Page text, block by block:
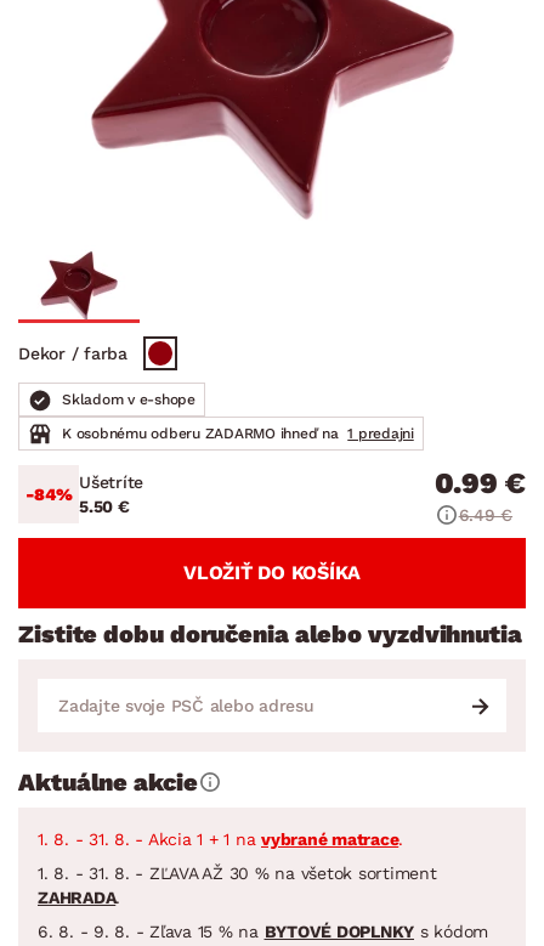
Dekor / farba
Skladom v e-shope
K osobnému odberu ZADARMO ihneď na 1 predajni
-84%
Ušetríte
5.50 €
0.99 €
6.49 €
VLOŽIŤ DO KOŠÍKA
Zistite dobu doručenia alebo vyzdvihnutia
Aktuálne akcie
1. 8. - 31. 8. - Akcia 1 + 1 na vybrané matrace.
1. 8. - 31. 8. - ZĽAVA AŽ 30 % na všetok sortiment
ZAHRADA.
6. 8. - 9. 8. - Zľava 15 % na BYTOVÉ DOPLNKY s kódom